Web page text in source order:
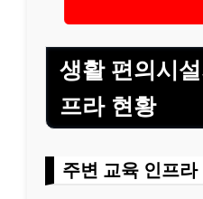
생활 편의시
프라 현황
주변 교육 인프라